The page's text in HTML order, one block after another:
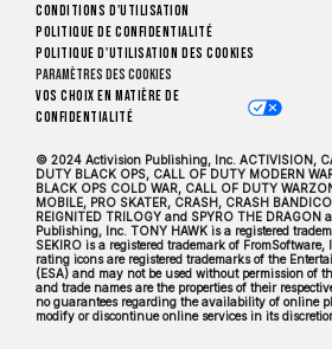
Conditions d'utilisation
Politique de confidentialité
Politique d'utilisation des cookies
Paramètres des cookies
Vos choix en matière de
confidentialité
© 2024 Activision Publishing, Inc. ACTIVISION,
DUTY BLACK OPS, CALL OF DUTY MODERN
BLACK OPS COLD WAR, CALL OF DUTY
MOBILE, PRO SKATER, CRASH, CRASH
REIGNITED TRILOGY and SPYRO THE DRAGON
Publishing, Inc. TONY HAWK is a registered
SEKIRO is a registered trademark of
rating icons are registered trademarks of the
(ESA) and may not be used without permission of
and trade names are the properties of their
no guarantees regarding the availability of online
modify or discontinue online services in its